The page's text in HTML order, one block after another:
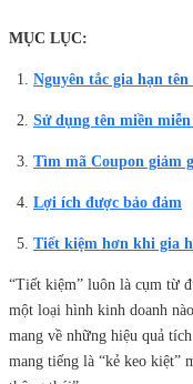
MỤC LỤC:
Nguyên tắc gia hạn tên
Sử dụng tên miền
Tìm mã Coupon giảm
Lợi ích được bảo đảm
Tiết kiệm hơn khi gia
“Tiết kiệm” luôn là cụm từ
một loại hình kinh doanh
mang về những hiệu quả
mang tiếng là “kẻ keo kiệt”